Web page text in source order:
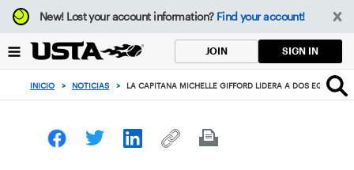
Enfoque
desde
botón
volver
principio
New!Lost your account information? Find your account!
JOIN SIGN IN
INICIO > NOTICIAS > LA CAPITANA MICHELLE GIFFORD LIDERA A DOS EQUIPOS